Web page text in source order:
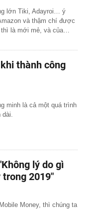
lớn Tiki, Adayroi… ý
và thậm chí được
là mới mẻ, và của…
thành công
minh là cả một quá trình
lý do gì
2019"
Money, thì chúng ta